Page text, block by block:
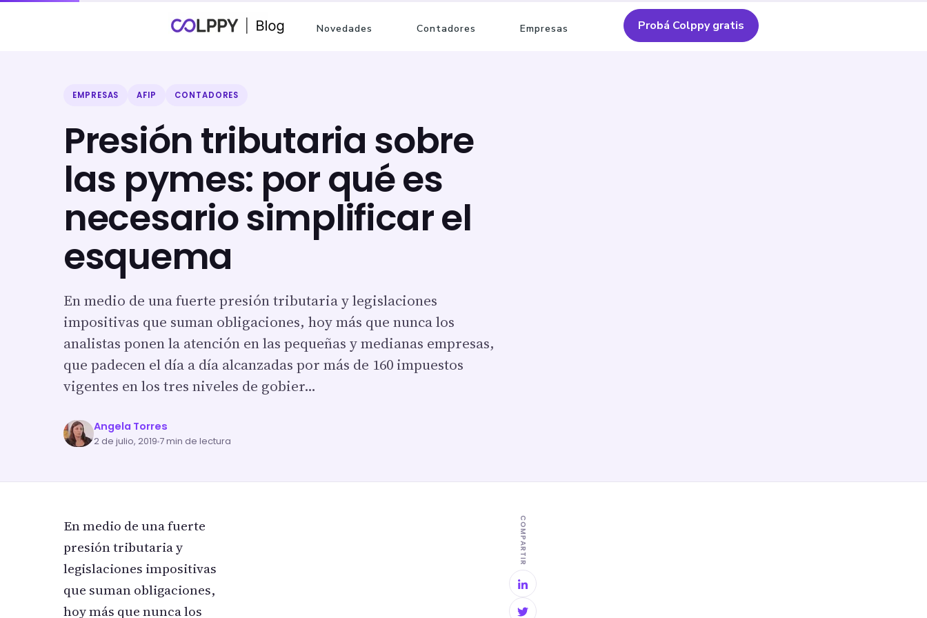
Novedades Contadores Empresas Probá Colppy gratis
EMPRESAS AFIP CONTADORES
Presión tributaria sobre
las pymes: por qué es
necesario simplificar el
esquema
En medio de una fuerte presión tributaria y legislaciones
impositivas que suman obligaciones, hoy más que nunca los
analistas ponen la atención en las pequeñas y medianas empresas,
que padecen el día a día alcanzadas por más de 160 impuestos
vigentes en los tres niveles de gobier…
Angela Torres
2 de julio, 2019 7 min de lectura
En medio de una fuerte
presión tributaria y
legislaciones impositivas
que suman obligaciones,
hoy más que nunca los
COMPARTIR